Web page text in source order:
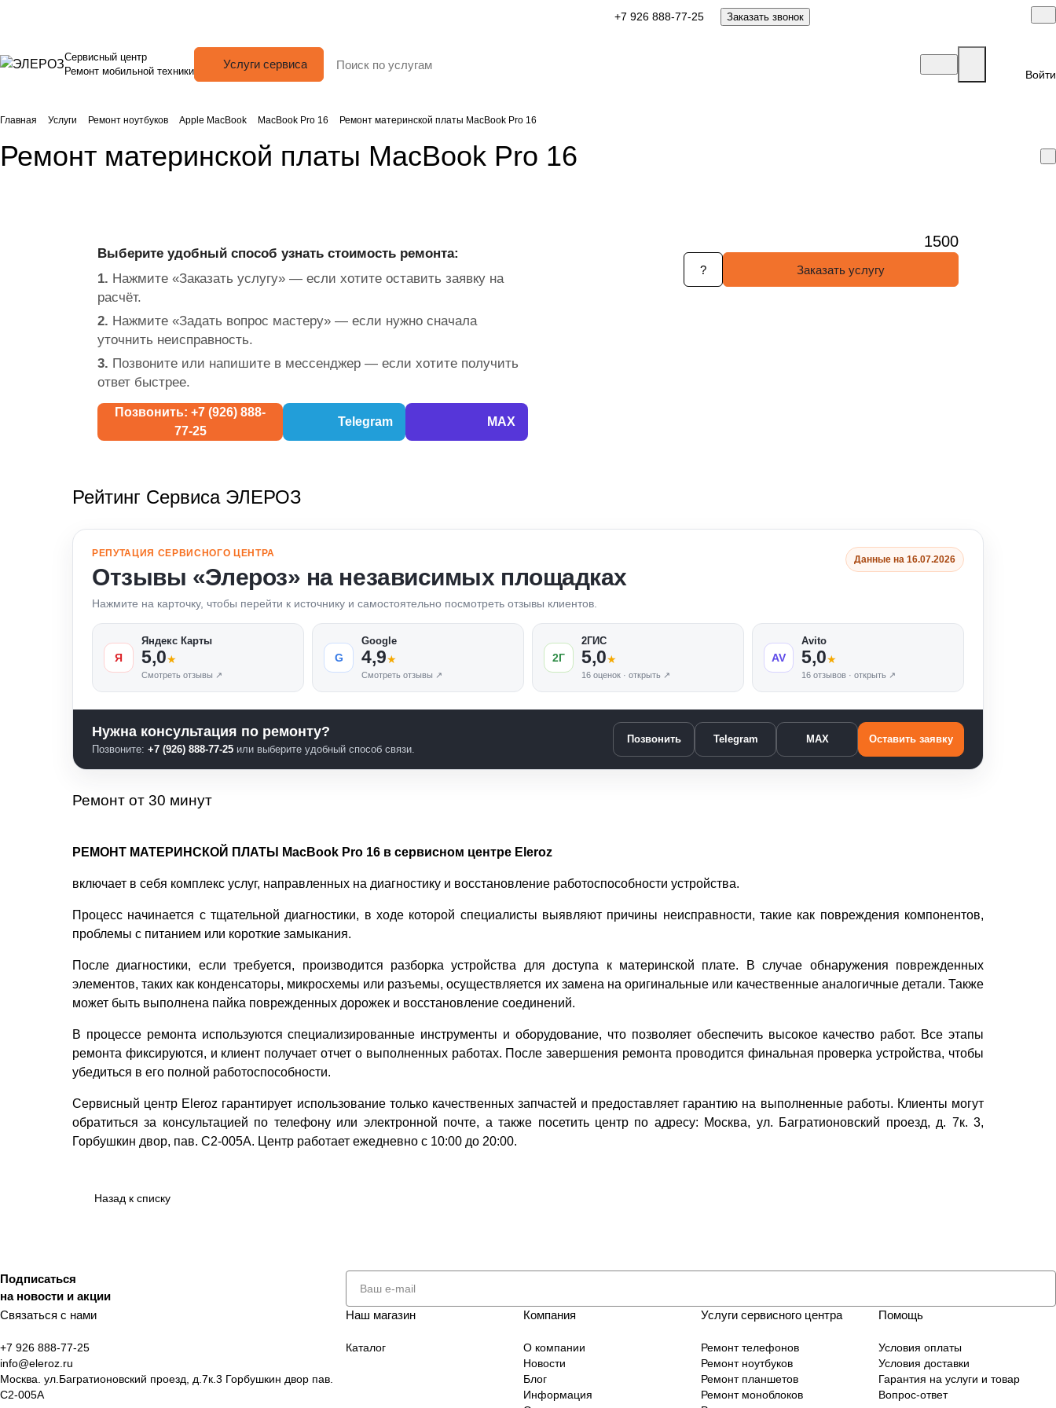
+7 926 888-77-25 Заказать звонок
Сервисный центр
Ремонт мобильной техники
Услуги сервиса
Войти
Главная Услуги Ремонт ноутбуков Apple MacBook MacBook Pro 16 Ремонт материнской платы MacBook Pro 16
Ремонт материнской платы MacBook Pro 16
Выберите удобный способ узнать стоимость ремонта:
1. Нажмите «Заказать услугу» — если хотите оставить заявку на
расчёт.
2. Нажмите «Задать вопрос мастеру» — если нужно сначала
уточнить неисправность.
3. Позвоните или напишите в мессенджер — если хотите получить
ответ быстрее.
Позвонить: +7 (926) 888-
77-25
Telegram MAX
1500
? Заказать услугу
Рейтинг Сервиса ЭЛЕРОЗ
РЕПУТАЦИЯ СЕРВИСНОГО ЦЕНТРА
Отзывы «Элероз» на независимых площадках
Нажмите на карточку, чтобы перейти к источнику и самостоятельно посмотреть отзывы клиентов.
Данные на 16.07.2026
Я
Яндекс Карты
5,0★
Смотреть отзывы ↗
G
Google
4,9★
Смотреть отзывы ↗
2Г
2ГИС
5,0★
16 оценок · открыть ↗
AV
Avito
5,0★
16 отзывов · открыть ↗
Нужна консультация по ремонту?
Позвоните: +7 (926) 888-77-25 или выберите удобный способ связи.
Позвонить Telegram MAX Оставить заявку
Ремонт от 30 минут
РЕМОНТ МАТЕРИНСКОЙ ПЛАТЫ MacBook Pro 16 в сервисном центре Eleroz
включает в себя комплекс услуг, направленных на диагностику и восстановление работоспособности устройства.
Процесс начинается с тщательной диагностики, в ходе которой специалисты выявляют причины неисправности, такие как повреждения компонентов,
проблемы с питанием или короткие замыкания.
После диагностики, если требуется, производится разборка устройства для доступа к материнской плате. В случае обнаружения поврежденных
элементов, таких как конденсаторы, микросхемы или разъемы, осуществляется их замена на оригинальные или качественные аналогичные детали. Также
может быть выполнена пайка поврежденных дорожек и восстановление соединений.
В процессе ремонта используются специализированные инструменты и оборудование, что позволяет обеспечить высокое качество работ. Все этапы
ремонта фиксируются, и клиент получает отчет о выполненных работах. После завершения ремонта проводится финальная проверка устройства, чтобы
убедиться в его полной работоспособности.
Сервисный центр Eleroz гарантирует использование только качественных запчастей и предоставляет гарантию на выполненные работы. Клиенты могут
обратиться за консультацией по телефону или электронной почте, а также посетить центр по адресу: Москва, ул. Багратионовский проезд, д. 7к. 3,
Горбушкин двор, пав. C2-005A. Центр работает ежедневно с 10:00 до 20:00.
Назад к списку
Подписаться
на новости и акции
Связаться с нами
+7 926 888-77-25
info@eleroz.ru
Москва. ул.Багратионовский проезд, д.7к.3 Горбушкин двор пав.
C2-005A
Наш магазин
Каталог
Компания
О компании
Новости
Блог
Информация
Услуги сервисного центра
Ремонт телефонов
Ремонт ноутбуков
Ремонт планшетов
Ремонт моноблоков
Помощь
Условия оплаты
Условия доставки
Гарантия на услуги и товар
Вопрос-ответ